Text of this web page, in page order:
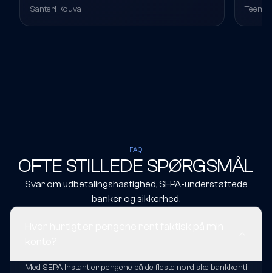
Santeri Kouva
i mit
Teemu
FAQ
OFTE STILLEDE SPØRGSMÅL
Svar om udbetalingshastighed, SEPA-understøttede
banker og sikkerhed.
Med SEPA Instant er pengene på de fleste nordiske bankkonti